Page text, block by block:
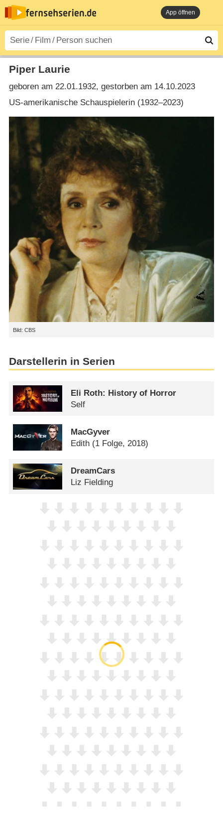
App öffnen
Bild: CBS
Piper Laurie
geboren am 22.01.1932, gestorben am 14.10.2023
US-amerikanische Schauspielerin (1932⁠–⁠2023)
Darstellerin in Serien
Eli Roth: History of Horror
Self
MacGyver
Edith (1 Folge, 2018)
DreamCars
Liz Fielding